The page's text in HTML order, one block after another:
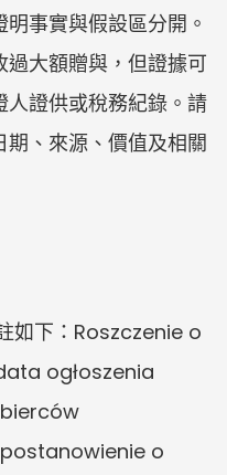
事實與假設區分開。
大額贈與，但證據可
證供或稅務紀錄。請
、來源、價值及相關
如下：Roszczenie o
ogłoszenia
o